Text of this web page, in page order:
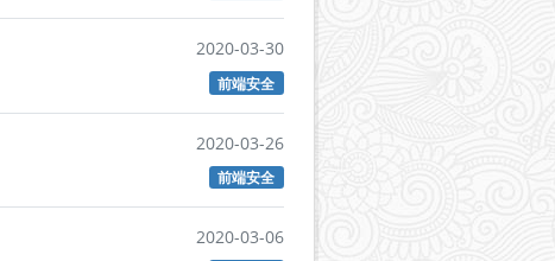
2020-03-30
前端安全
2020-03-26
前端安全
2020-03-06